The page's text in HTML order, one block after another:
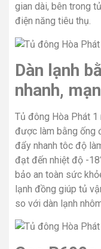
gian dài, bên trong
điện năng tiêu thụ.
Dàn lạnh
nhanh,
Tủ đông Hòa Phát
được làm bằng ống
đẩy nhanh tôc độ
đạt đến nhiệt độ -
bảo an toàn sức
lạnh đồng giúp tủ
so với dàn lạnh